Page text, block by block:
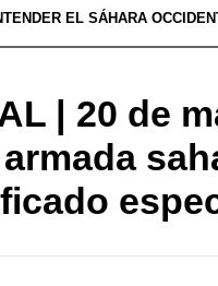
EL SÁHARA
| 20 de